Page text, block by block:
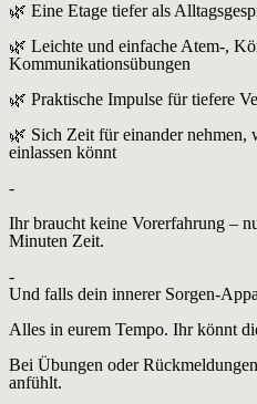
🌿 Eine Etage tiefer als
🌿 Leichte und einfache Atem-,
Kommunikationsübungen
🌿 Praktische Impulse für tiefere
🌿 Sich Zeit für einander
einlassen könnt
-
Ihr braucht keine Vorerfahrung –
Minuten Zeit.
-
Und falls dein innerer Sorgen-
Alles in eurem Tempo. Ihr könnt
Bei Übungen oder
anfühlt.